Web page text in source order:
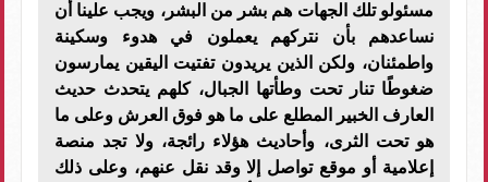
مسئولو تلك الجهات هم بشر من البشر، ويجب علينا أن
نساعدهم بأن نتركهم يعملون في هدوء وسكينة
واطمئنان، ولكن الذين يريدون تفتيت اليقين يمارسون
ضغوطًا تنار تحت وطأتها الجبال، كلهم يتحدث حديث
العارف الخبير المطلع على ما هو فوق العرش وعلى ما
هو تحت الثرى، وأحاديث هؤلاء رائجة، ولا تجد منصة
إعلامية أو موقع تواصل إلا وقد نقل عنهم، وعلى ذلك